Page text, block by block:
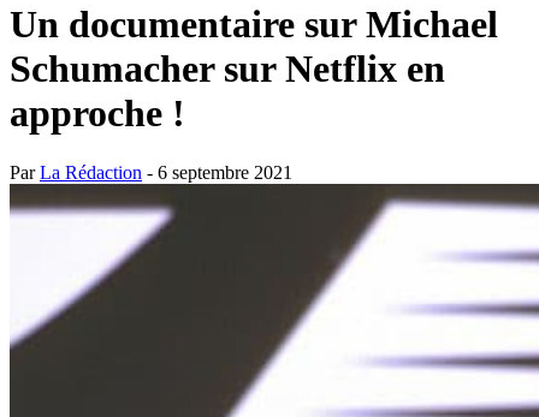
Un documentaire sur Michael
Schumacher sur Netflix en
approche !
ParLa Rédaction - 6 septembre 2021